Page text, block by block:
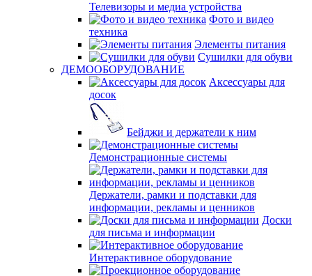
Телевизоры и медиа устройства
Фото и видео
техника
Элементы питания
Сушилки для обуви
ДЕМООБОРУДОВАНИЕ
Аксессуары для
досок
Бейджи и держатели к ним
Демонстрационные системы
Держатели, рамки и подставки для
информации, рекламы и ценников
Доски
для письма и информации
Интерактивное оборудование